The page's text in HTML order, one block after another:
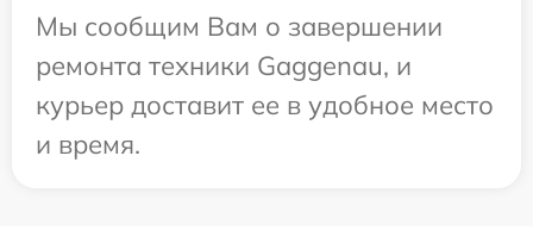
Мы сообщим Вам о завершении
ремонта техники Gaggenau, и
курьер доставит ее в удобное место
и время.